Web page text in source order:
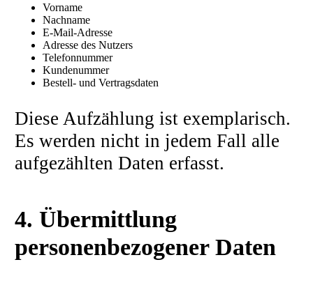
Vorname
Nachname
E-Mail-Adresse
Adresse des Nutzers
Telefonnummer
Kundenummer
Bestell- und Vertragsdaten
Diese Aufzählung ist exemplarisch.
Es werden nicht in jedem Fall alle
aufgezählten Daten erfasst.
4. Übermittlung
personenbezogener Daten